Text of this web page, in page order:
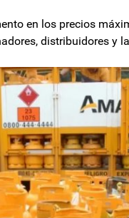
en los precios
distribuidores y